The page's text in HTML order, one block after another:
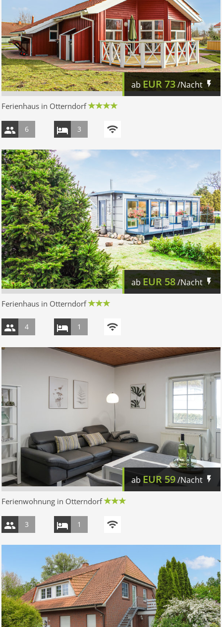
ab EUR73/Nacht
Ferienhaus in Otterndorf
6 3
ab EUR58/Nacht
Ferienhaus in Otterndorf
4 1
ab EUR 59/Nacht
Ferienwohnung in Otterndorf
3 1